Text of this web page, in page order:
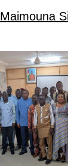
Maimouna